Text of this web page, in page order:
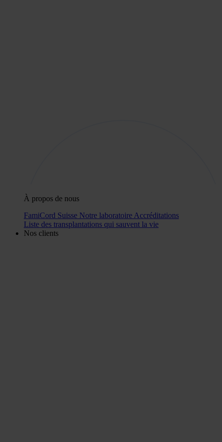
À propos de nous
FamiCord Suisse Notre laboratoire Accréditations
Liste des transplantations qui sauvent la vie
Nos clients